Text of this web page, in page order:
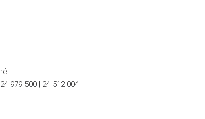
979 500 | 24 512 004